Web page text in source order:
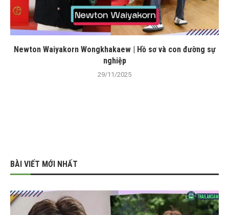
Newton Waiyakorn Wongkhakaew | Hồ sơ và con đường sự
nghiệp
29/11/2025
BÀI VIẾT MỚI NHẤT